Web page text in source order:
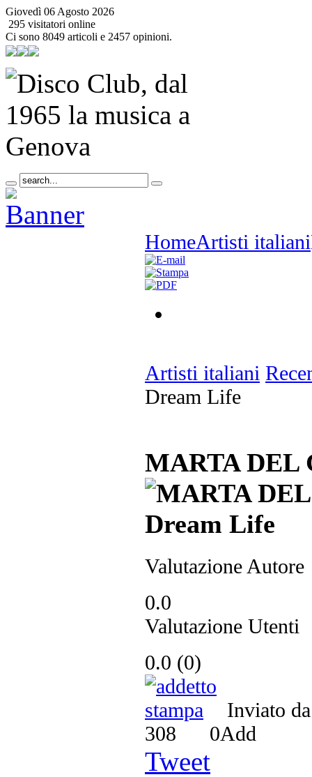
Giovedì 06 Agosto 2026
295 visitatori online
Ci sono 8049 articoli e 2457 opinioni.
HomeArtisti italiani
Artisti italiani
Dream Life
MARTA DEL
Valutazione Autore
0.0
Valutazione Utenti
0.0 (0)
Inviato
308
0Add
Tweet